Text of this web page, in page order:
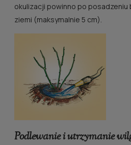
okulizacji powinno po posadzeniu
ziemi (maksymalnie 5 cm).
Podlewanie i utrzymanie